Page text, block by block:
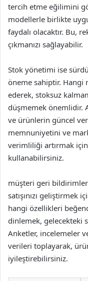
tercih etme eğilimini
modellerle birlikte
faydalı olacaktır. Bu,
çıkmanızı sağlayabilir.
Stok yönetimi ise
öneme sahiptir.
ederek, stoksuz
düşmemek önemlidir.
ve ürünlerin güncel
memnuniyetini ve
verimliliği artırmak
kullanabilirsiniz.
müşteri geri
satışınızı geliştirmek
hangi özellikleri
dinlemek, gelecekteki
Anketler, incelemeler
verileri toplayarak,
iyileştirebilirsiniz.